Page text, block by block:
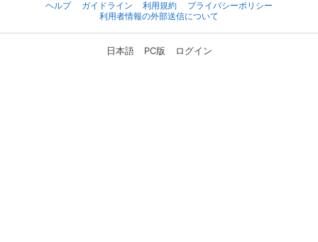
ヘルプ
ガイドライン 利用規約
プライバシーポリシー
利用者情報の外部送信について
日本語 PC版 ログイン